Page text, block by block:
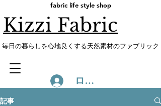
fabric life style shop
Kizzi Fabric
​毎日の暮らしを心地良くする天然素材のファブリック
ログイン
記事